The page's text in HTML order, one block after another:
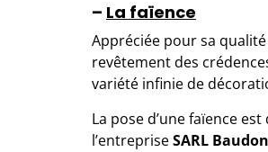
– La faïence
Appréciée pour sa
revêtement des
variété infinie de
La pose d’une faïence
l’entrepriseSARL Baudon